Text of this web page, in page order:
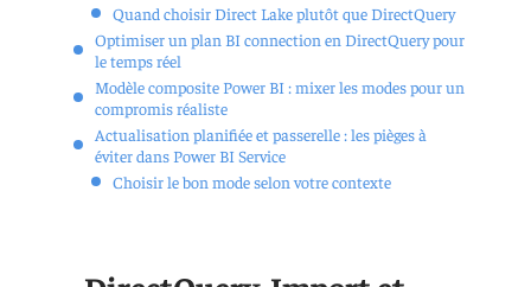
Quand choisir Direct Lake plutôt que DirectQuery
Optimiser un plan BI connection en DirectQuery pour
le temps réel
Modèle composite Power BI : mixer les modes pour un
compromis réaliste
Actualisation planifiée et passerelle : les pièges à
éviter dans Power BI Service
Choisir le bon mode selon votre contexte